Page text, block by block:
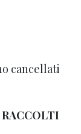
cancellati